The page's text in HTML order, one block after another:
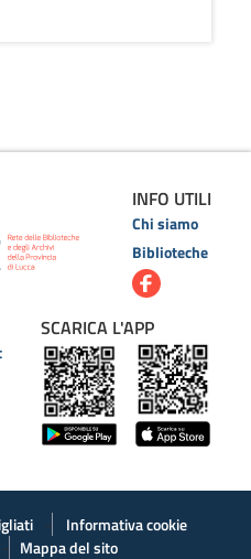
INFO UTILI
Chi siamo
Biblioteche
SCARICA L'APP
Informativa cookie
Mappa del sito